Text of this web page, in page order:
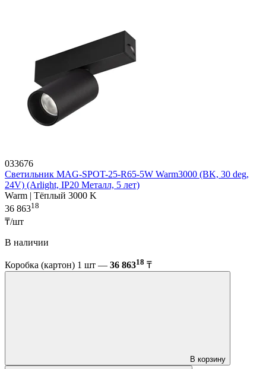
033676
Светильник MAG-SPOT-25-R65-5W Warm3000 (BK, 30 deg,
24V) (Arlight, IP20 Металл, 5 лет)
Warm | Тёплый 3000 K
36 86318
₸/шт
В наличии
Коробка (картон) 1 шт — 36 86318 ₸
В корзину